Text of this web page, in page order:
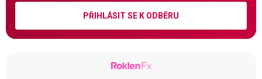
PŘIHLÁSIT SE K ODBĚRU